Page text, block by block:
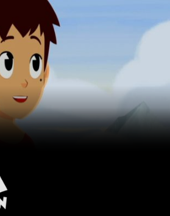
Bella i Sebastian